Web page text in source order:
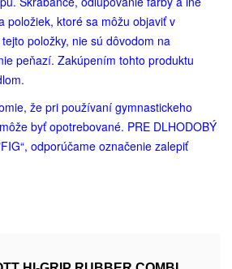
položiek, ktoré sa môžu objaviť v
položky, nie sú dôvodom na
peňazí. Zakúpením tohto produktu
že pri používaní gymnastickeho
byť opotrebované. PRE DLHODOBÝ
odporúčame označenie zalepiť